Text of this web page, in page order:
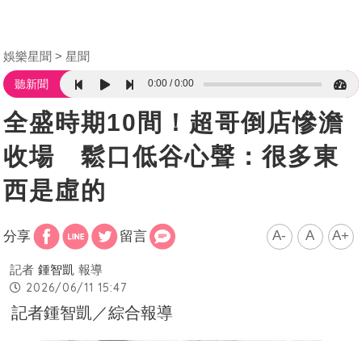
娛樂星聞 星聞
聽新聞 0:00 0:00
全盛時期10間！超哥倒店慘澹
收場 鬆口低谷心聲：很多東
西是虛的
分享 留言 A- A A+
記者 鍾智凱 報導
2026/06/11 15:47
記者鍾智凱／綜合報導